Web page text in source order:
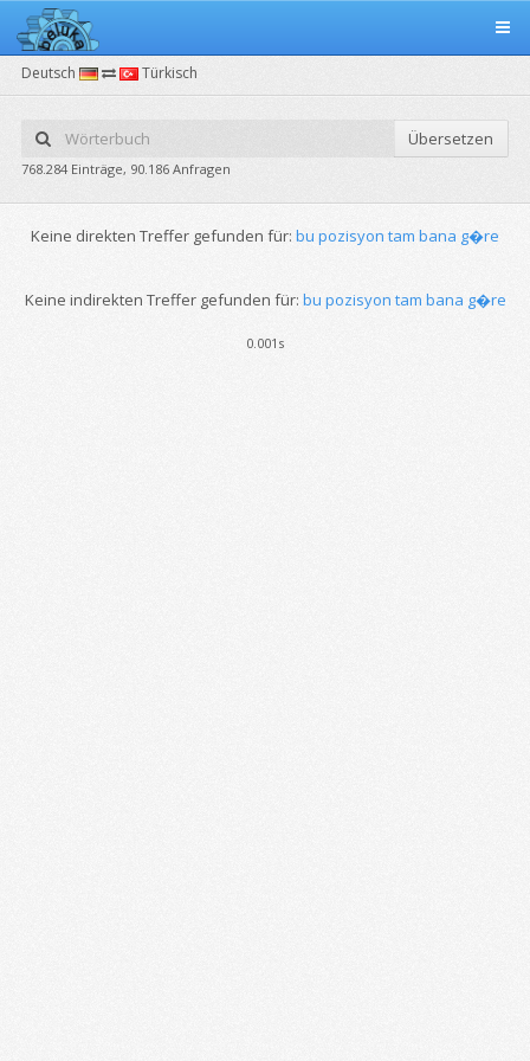
Deutsch Türkisch
Übersetzen
768.284 Einträge, 90.186 Anfragen
Keine direkten Treffer gefunden für: bu pozisyon tam bana g�re
Keine indirekten Treffer gefunden für: bu pozisyon tam bana g�re
0.001s